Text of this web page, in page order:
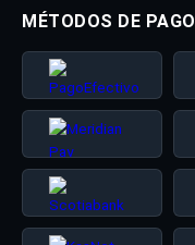
MÉTODOS DE PAGO